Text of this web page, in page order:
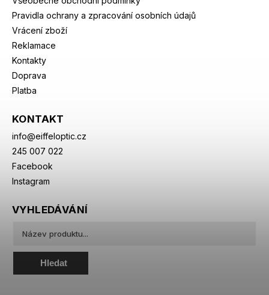
Pravidla ochrany a zpracování osobních údajů
Vrácení zboží
Reklamace
Kontakty
Doprava
Platba
KONTAKT
info@eiffeloptic.cz
245 007 022
Facebook
Instagram
VYHLEDÁVÁNÍ
Hledat